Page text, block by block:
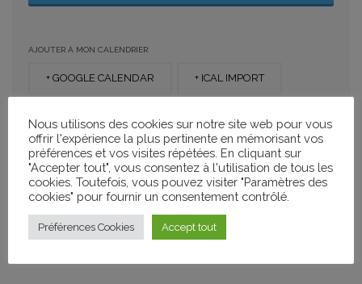
AJOUTER À MON CALENDRIER
+ GOOGLE CALENDAR + ICAL IMPORT
PARTAGER
Projections
Nous utilisons des cookies sur notre site web pour vous
offrir l'expérience la plus pertinente en mémorisant vos
préférences et vos visites répétées. En cliquant sur
"Accepter tout", vous consentez à l'utilisation de tous les
cookies. Toutefois, vous pouvez visiter "Paramètres des
cookies" pour fournir un consentement contrôlé.
Préférences Cookies Accept tout